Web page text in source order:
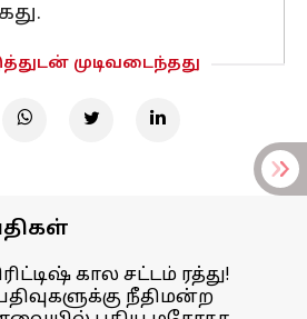
முடிவடைந்தது
கால சட்டம் ரத்து!
நீதிமன்ற